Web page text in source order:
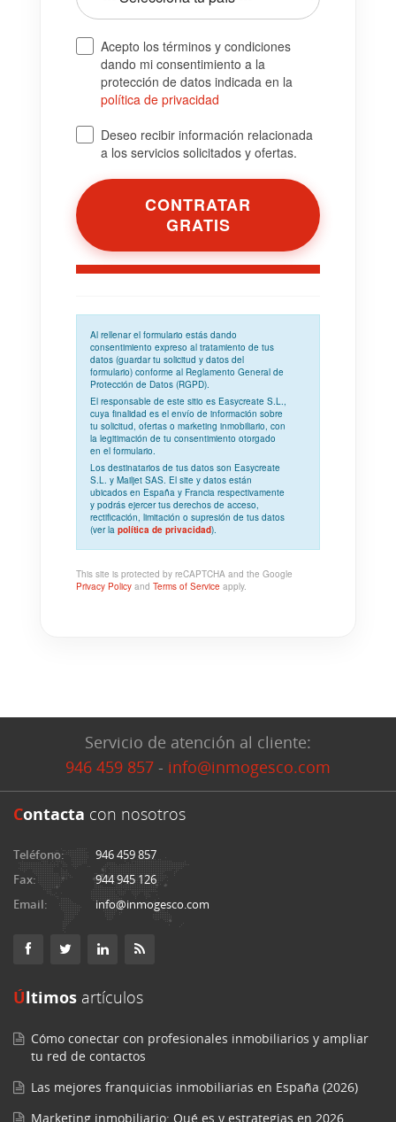
Acepto los términos y condiciones
dando mi consentimiento a la
protección de datos indicada en la
política de privacidad
Deseo recibir información relacionada
a los servicios solicitados y ofertas.
Al rellenar el formulario estás dando
consentimiento expreso al tratamiento de tus
datos (guardar tu solicitud y datos del
formulario) conforme al Reglamento General de
Protección de Datos (RGPD).
El responsable de este sitio es Easycreate S.L.,
cuya finalidad es el envío de información sobre
tu solicitud, ofertas o marketing inmobiliario, con
la legitimación de tu consentimiento otorgado
en el formulario.
Los destinatarios de tus datos son Easycreate
S.L. y Mailjet SAS. El site y datos están
ubicados en España y Francia respectivamente
y podrás ejercer tus derechos de acceso,
rectificación, limitación o supresión de tus datos
(ver la política de privacidad).
This site is protected by reCAPTCHA and the Google
Privacy Policy and Terms of Service apply.
Servicio de atención al cliente:
946 459 857 - info@inmogesco.com
Contacta con nosotros
Teléfono:
946 459 857
Fax:
944 945 126
Email:
info@inmogesco.com
Últimos artículos
Cómo conectar con profesionales inmobiliarios y ampliar
tu red de contactos
Las mejores franquicias inmobiliarias en España (2026)
Marketing inmobiliario: Qué es y estrategias en 2026